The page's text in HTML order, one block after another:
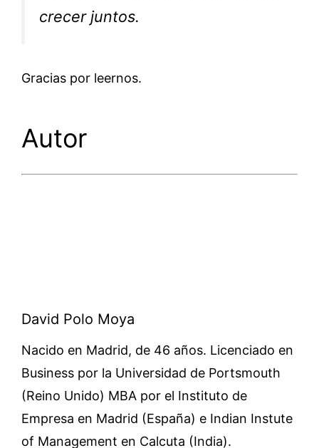
crecer juntos.
Gracias por leernos.
Autor
David Polo Moya
Nacido en Madrid, de 46 años. Licenciado en
Business por la Universidad de Portsmouth
(Reino Unido) MBA por el Instituto de
Empresa en Madrid (España) e Indian Instute
of Management en Calcuta (India).